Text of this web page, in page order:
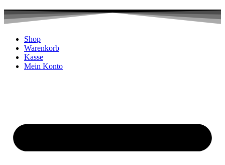
Shop
Warenkorb
Kasse
Mein Konto